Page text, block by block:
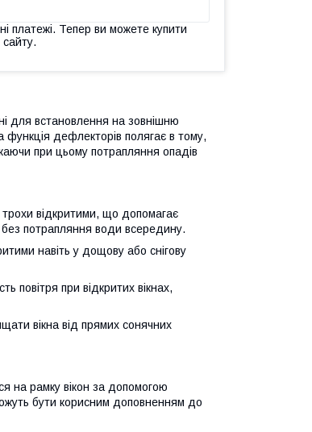
платежі. Тепер ви можете купити
для встановлення на зовнішню
дефлекторів полягає в тому,
при цьому потрапляння опадів
відкритими, що допомагає
потрапляння води всередину.
навіть у дощову або снігову
повітря при відкритих вікнах,
вікна від прямих сонячних
на рамку вікон за допомогою
бути корисним доповненням до